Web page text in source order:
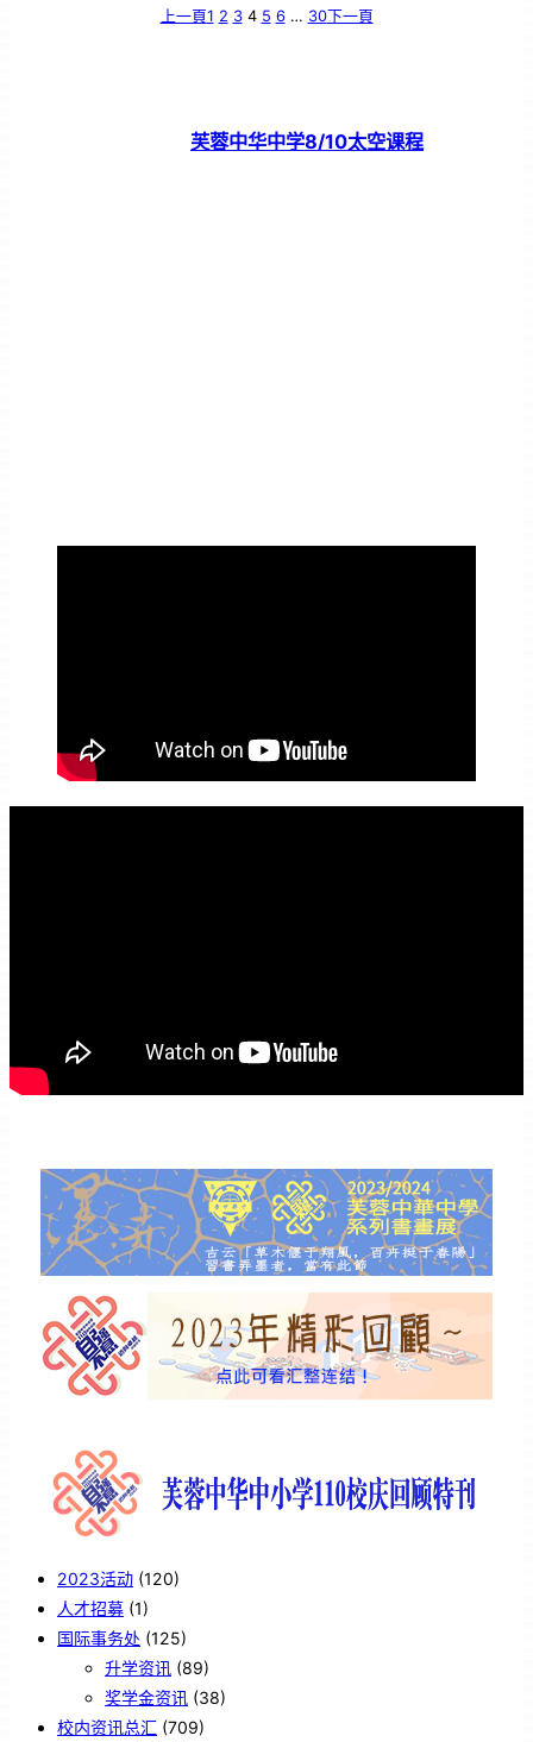
上一頁1 2 3 4 5 6 … 30下一頁
芙蓉中华中学8/10太空课程
2023活动 (120)
人才招募 (1)
国际事务处 (125)
升学资讯 (89)
奖学金资讯 (38)
校内资讯总汇 (709)